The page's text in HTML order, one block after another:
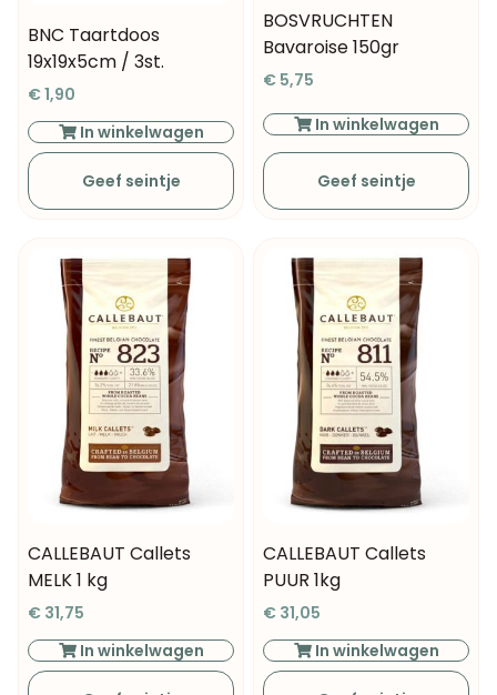
BNC Taartdoos
19x19x5cm / 3st.
€1,90
In winkelwagen
Geef seintje
BOSVRUCHTEN
Bavaroise 150gr
€ 5,75
In winkelwagen
Geef seintje
CALLEBAUT Callets
MELK 1 kg
€ 31,75
In winkelwagen
CALLEBAUT Callets
PUUR 1kg
€ 31,05
In winkelwagen